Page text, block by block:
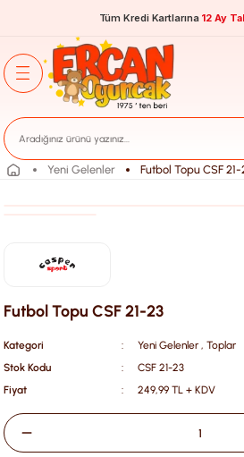
Tüm Kredi Kartlarına 12 Ay
Yeni Gelenler Futbol Topu CSF 21-
Futbol Topu CSF 21-23
Kategori Yeni Gelenler , Toplar
Stok Kodu
CSF 21-23
Fiyat
249,99 TL + KDV